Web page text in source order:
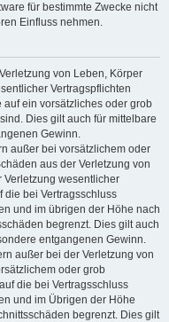
für bestimmte Zwecke nicht
Einfluss nehmen.
von Leben, Körper
Vertragspflichten
ein vorsätzliches oder grob
Dies gilt auch für mittelbare
Gewinn.
außer bei vorsätzlichem oder
aus der Verletzung von
Verletzung wesentlicher
die bei Vertragsschluss
und im übrigen der Höhe nach
begrenzt. Dies gilt auch
entgangenen Gewinn.
außer bei der Verletzung von
oder grob
die bei Vertragsschluss
und im Übrigen der Höhe
begrenzt. Dies gilt